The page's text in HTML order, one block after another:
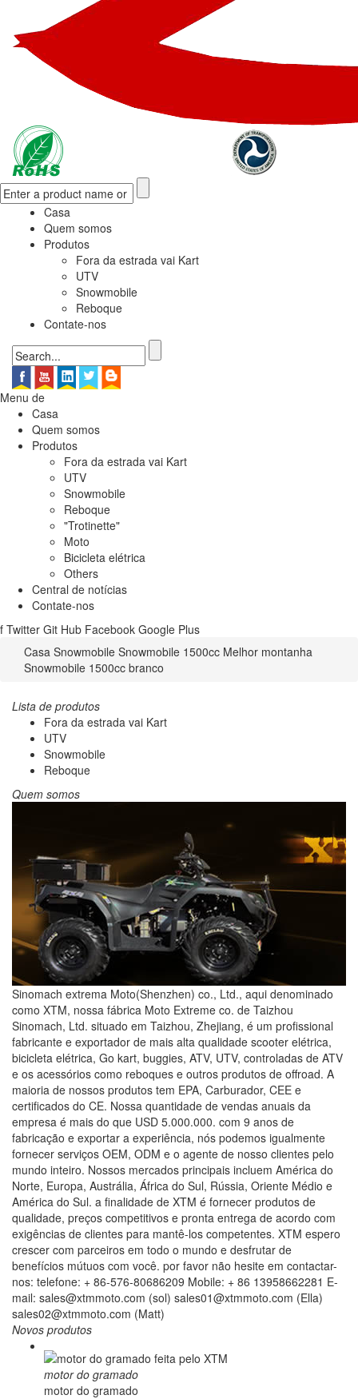
Casa
Quem somos
Produtos
Fora da estrada vai Kart
UTV
Snowmobile
Reboque
Contate-nos
Menu de
Casa
Quem somos
Produtos
Fora da estrada vai Kart
UTV
Snowmobile
Reboque
"Trotinette"
Moto
Bicicleta elétrica
Others
Central de notícias
Contate-nos
f Twitter Git Hub Facebook Google Plus
Casa Snowmobile Snowmobile 1500cc Melhor montanha
Snowmobile 1500cc branco
Lista de produtos
Fora da estrada vai Kart
UTV
Snowmobile
Reboque
Quem somos
Sinomach extrema Moto(Shenzhen) co., Ltd., aqui denominado
como XTM, nossa fábrica Moto Extreme co. de Taizhou
Sinomach, Ltd. situado em Taizhou, Zhejiang, é um profissional
fabricante e exportador de mais alta qualidade scooter elétrica,
bicicleta elétrica, Go kart, buggies, ATV, UTV, controladas de ATV
e os acessórios como reboques e outros produtos de offroad. A
maioria de nossos produtos tem EPA, Carburador, CEE e
certificados do CE. Nossa quantidade de vendas anuais da
empresa é mais do que USD 5.000.000. com 9 anos de
fabricação e exportar a experiência, nós podemos igualmente
fornecer serviços OEM, ODM e o agente de nosso clientes pelo
mundo inteiro. Nossos mercados principais incluem América do
Norte, Europa, Austrália, África do Sul, Rússia, Oriente Médio e
América do Sul. a finalidade de XTM é fornecer produtos de
qualidade, preços competitivos e pronta entrega de acordo com
exigências de clientes para mantê-los competentes. XTM espero
crescer com parceiros em todo o mundo e desfrutar de
benefícios mútuos com você. por favor não hesite em contactar-
nos: telefone: + 86-576-80686209 Mobile: + 86 13958662281 E-
mail: sales@xtmmoto.com (sol) sales01@xtmmoto.com (Ella)
sales02@xtmmoto.com (Matt)
Novos produtos
motor do gramado
motor do gramado